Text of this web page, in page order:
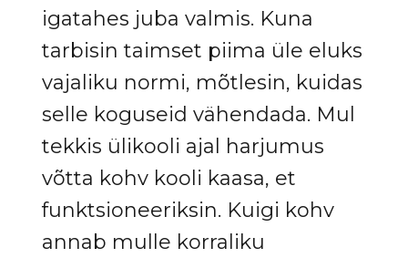
igatahes juba valmis. Kuna
tarbisin taimset piima üle eluks
vajaliku normi, mõtlesin, kuidas
selle koguseid vähendada. Mul
tekkis ülikooli ajal harjumus
võtta kohv kooli kaasa, et
funktsioneeriksin. Kuigi kohv
annab mulle korraliku